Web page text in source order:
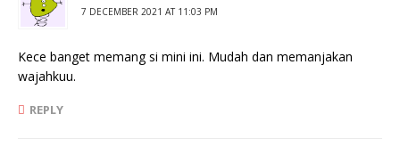
7 DECEMBER 2021 AT 11:03 PM
Kece banget memang si mini ini. Mudah dan memanjakan
wajahkuu.
REPLY